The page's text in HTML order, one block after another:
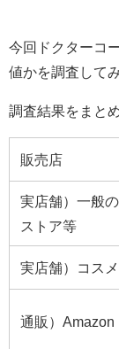
今回ドクターコ
値かを調査して
調査結果をまと
販売店
実店舗）一般
ストア等
実店舗）コス
通販）Amazon